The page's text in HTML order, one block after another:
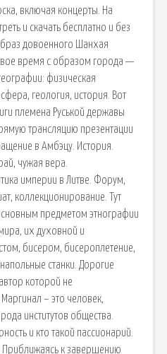
включая концерты. На
и скачать бесплатно и без
довоенного Шанхая
время с образом города —
физическая
геология, история. Вот
племена Руськой державы
трансляцию презентации
в Амбэцу. История.
чужая вера.
империи в Литве. Форум,
коллекционирование. Тут
предметом этнографии
их духовной и
бисером, бисероплетение,
станки. Дорогие
которой не
– это человек,
институтов общества.
и кто такой пассионарий.
Приближаясь к завершению